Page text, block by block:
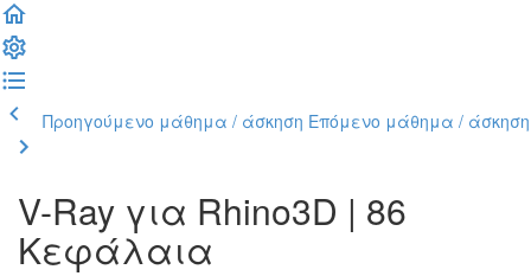
Προηγούμενο μάθημα / άσκηση Επόμενο μάθημα / άσκηση
V-Ray για Rhino3D | 86
Κεφάλαια